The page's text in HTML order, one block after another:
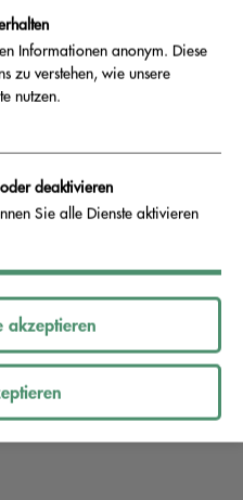
nach Art .13, 14
Informationen anonym. Diese
zu verstehen, wie unsere
nutzen.
deaktivieren
Sie alle Dienste aktivieren
akzeptieren